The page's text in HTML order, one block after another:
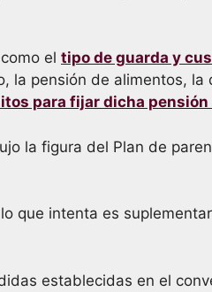
el tipo de guarda y
la pensión de alimentos,
para fijar dicha
la figura del Plan de
que intenta es
establecidas en el